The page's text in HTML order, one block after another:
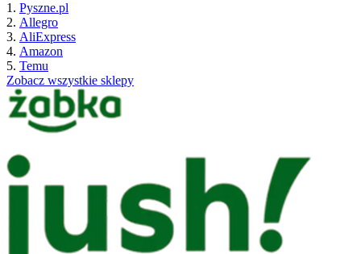
Pyszne.pl
Allegro
AliExpress
Amazon
Temu
Zobacz wszystkie sklepy